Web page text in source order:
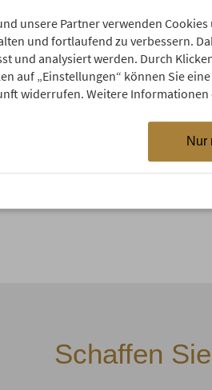
Schaffen
unsere Partner verwenden
und fortlaufend zu verbessern.
und analysiert werden. Durch
auf „Einstellungen“ können Sie
widerrufen. Weitere
Nur